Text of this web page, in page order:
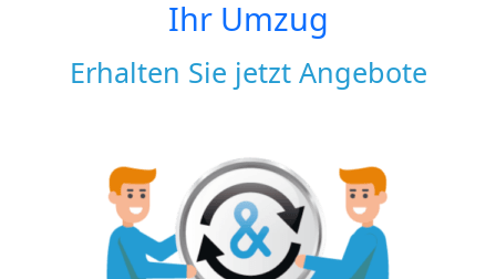
Ihr Umzug
Erhalten Sie jetzt Angebote